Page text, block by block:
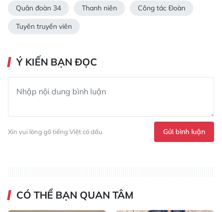
Quân đoàn 34 Thanh niên Công tác Đoàn
Tuyên truyền viên
Ý KIẾN BẠN ĐỌC
Xin vui lòng gõ tiếng Việt có dấu Gửi bình luận
CÓ THỂ BẠN QUAN TÂM